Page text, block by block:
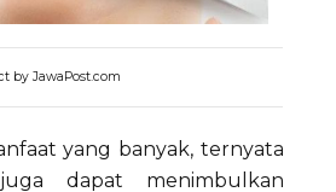
by JawaPost.com
yang banyak, ternyata
dapat menimbulkan